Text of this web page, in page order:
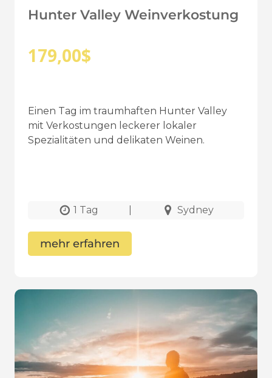
Hunter Valley Weinverkostung
179,00$
Einen Tag im traumhaften Hunter Valley
mit Verkostungen leckerer lokaler
Spezialitäten und delikaten Weinen.
1 Tag Sydney
mehr erfahren